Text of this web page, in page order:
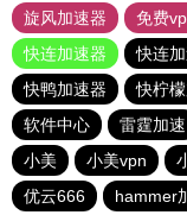
旋风加速器
免费
快连加速器
快连
快鸭加速器
快柠
软件中心
雷霆加速
小美
小美vpn
优云666
hammer